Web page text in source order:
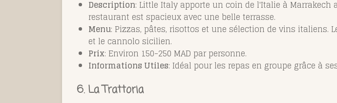
Description: Little Italy apporte un coin de l'Italie à Marrakech
restaurant est spacieux avec une belle terrasse.
Menu: Pizzas, pâtes, risottos et une sélection de vins
et le cannolo sicilien.
Prix: Environ 150-250 MAD par personne.
Informations Utiles: Idéal pour les repas en groupe grâce à
6. La Trattoria